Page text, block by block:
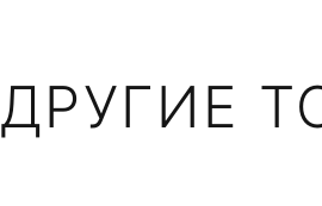
ДРУГИЕ